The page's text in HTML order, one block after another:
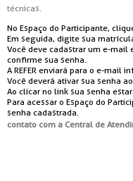
técnicas.
No Espaço do Participante,
Em seguida, digite sua
Você deve cadastrar um e-mail
confirme sua senha.
A REFER enviará para o e-mail
Você deverá ativar sua senha
Ao clicar no link sua senha
Para acessar o Espaço do
senha cadastrada.
contato com a Central de